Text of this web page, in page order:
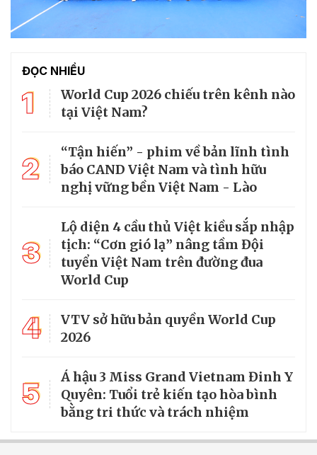
ĐỌC NHIỀU
1
World Cup 2026 chiếu trên kênh nào
tại Việt Nam?
2
“Tận hiến” - phim về bản lĩnh tình
báo CAND Việt Nam và tình hữu
nghị vững bền Việt Nam - Lào
3
Lộ diện 4 cầu thủ Việt kiều sắp nhập
tịch: “Cơn gió lạ” nâng tầm Đội
tuyển Việt Nam trên đường đua
World Cup
4
VTV sở hữu bản quyền World Cup
2026
5
Á hậu 3 Miss Grand Vietnam Đinh Y
Quyên: Tuổi trẻ kiến tạo hòa bình
bằng tri thức và trách nhiệm